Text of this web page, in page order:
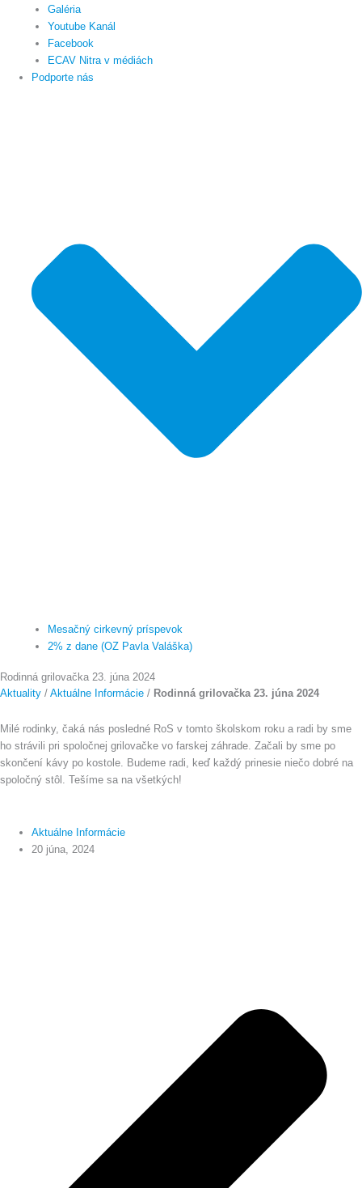
Galéria
Youtube Kanál
Facebook
ECAV Nitra v médiách
Podporte nás
Mesačný cirkevný príspevok
2% z dane (OZ Pavla Valáška)
Rodinná grilovačka 23. júna 2024
Aktuality / Aktuálne Informácie / Rodinná grilovačka 23. júna 2024
Milé rodinky, čaká nás posledné RoS v tomto školskom roku a radi by sme
ho strávili pri spoločnej grilovačke vo farskej záhrade. Začali by sme po
skončení kávy po kostole. Budeme radi, keď každý prinesie niečo dobré na
spoločný stôl. Tešíme sa na všetkých!
Aktuálne Informácie
20 júna, 2024